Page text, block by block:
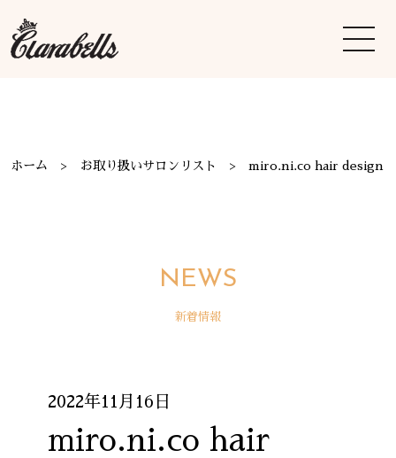
ホーム お取り扱いサロンリスト miro.ni.co hair design
NEWS
新着情報
2022年11月16日
miro.ni.co hair